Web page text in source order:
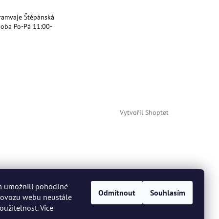
umožnili pohodlné
webu neustále
Více
Odmítnout Souhlasím
Štěpánská
Po-Pá 11:00-
Vytvořil Shoptet